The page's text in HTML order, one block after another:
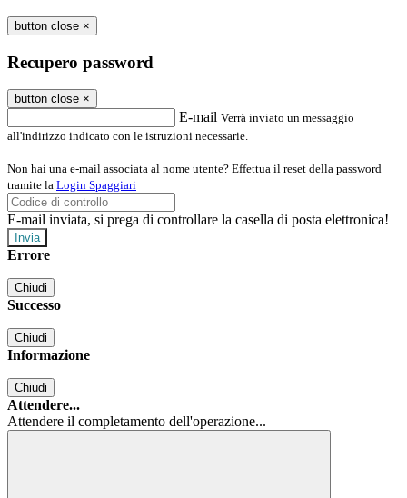
button close ×
Recupero password
button close ×
E-mail Verrà inviato un messaggio
all'indirizzo indicato con le istruzioni necessarie.
Non hai una e-mail associata al nome utente? Effettua il reset della password
tramite la Login Spaggiari
E-mail inviata, si prega di controllare la casella di posta elettronica!
Errore
Chiudi
Successo
Chiudi
Informazione
Chiudi
Attendere...
Attendere il completamento dell'operazione...